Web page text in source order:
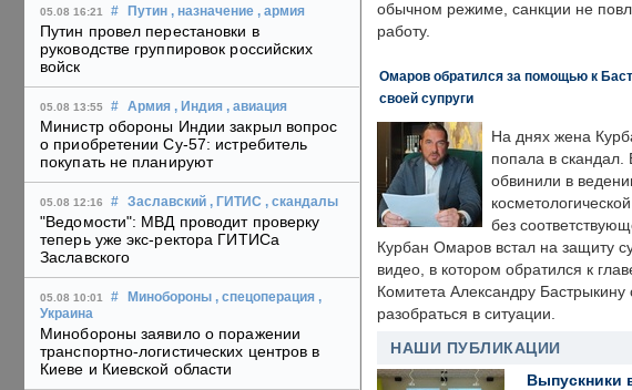
05.08 16:21 # Путин , назначение , армия
Путин провел перестановки в
руководстве группировок российских
войск
05.08 13:55 # Армия , Индия , авиация
Министр обороны Индии закрыл вопрос
о приобретении Су-57: истребитель
покупать не планируют
05.08 12:16 # Заславский , ГИТИС , скандалы
"Ведомости": МВД проводит проверку
теперь уже экс-ректора ГИТИСа
Заславского
05.08 10:01 # Минобороны , спецоперация ,
Украина
Минобороны заявило о поражении
транспортно-логистических центров в
Киеве и Киевской области
обычном режиме, санкции не
работу.
Омаров обратился за помощью к
своей супруги
На днях жена
попала в
обвинили в
без
Курбан Омаров встал на защиту
видео, в котором обратился к
Комитета Александру Бастрыкину
разобраться в ситуации.
НАШИ ПУБЛИКАЦИИ
Выпускники